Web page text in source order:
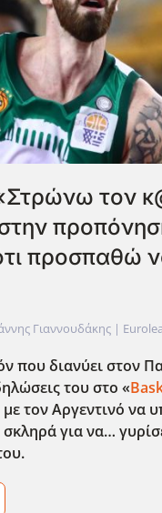
τον
προσπαθώ
Γιαννουδάκης |
που διανύει στον
του στο «
τον Αργεντινό να
για να…